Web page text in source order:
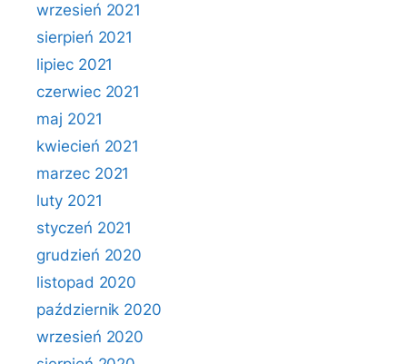
wrzesień 2021
sierpień 2021
lipiec 2021
czerwiec 2021
maj 2021
kwiecień 2021
marzec 2021
luty 2021
styczeń 2021
grudzień 2020
listopad 2020
październik 2020
wrzesień 2020